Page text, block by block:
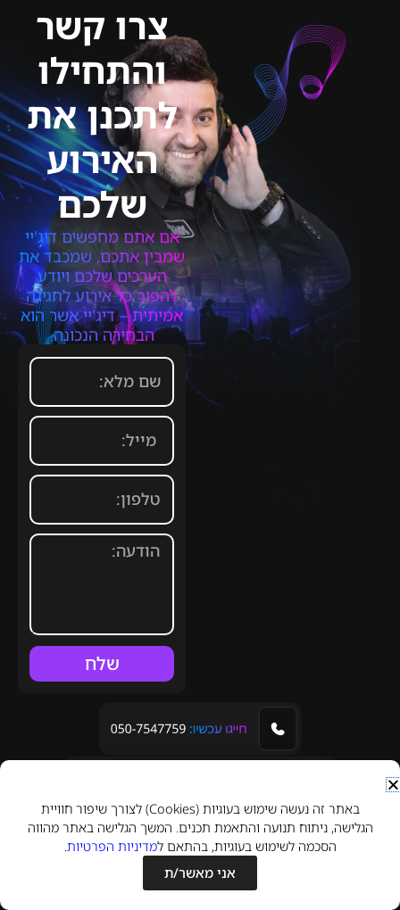
צרו קשר
והתחילו
לתכנן את
האירוע
שלכם
אם אתם מחפשים דיג'יי
שמבין אתכם, שמכבד את
הערכים שלכם ויודע
להפוך כל אירוע לחגיגה
אמיתית – דיג'יי אשר הוא
הבחירה הנכונה.
שלח
מדיניות פרטיותהצהרת נגישות
אני מאשר/ת
באתר זה נעשה שימוש בעוגיות (Cookies) לצורך שיפור חוויית
הגלישה, ניתוח תנועה והתאמת תכנים. המשך הגלישה באתר מהווה
הסכמה לשימוש בעוגיות, בהתאם למדיניות הפרטיות.